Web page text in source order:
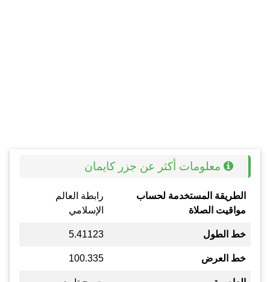
معلومات أكثر عن جزر كايمان
الطريقة المستخدمة لحساب
مواقيت الصلاة
رابطة العالم
الإسلامي
خط الطول 5.41123
خط العرض 100.335